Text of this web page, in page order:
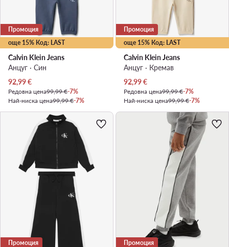
още 15% Код: LAST
Промоция
Calvin Klein Jeans
Анцуг · Син
Актуална цена
92,99€
Редовна цена99,99 €-7%
Най-ниска цена99,99 €-7%
още 15% Код: LAST
Промоция
Calvin Klein Jeans
Анцуг · Кремав
Актуална цена
92,99€
Редовна цена99,99 €-7%
Най-ниска цена99,99 €-7%
Промоция Промоция